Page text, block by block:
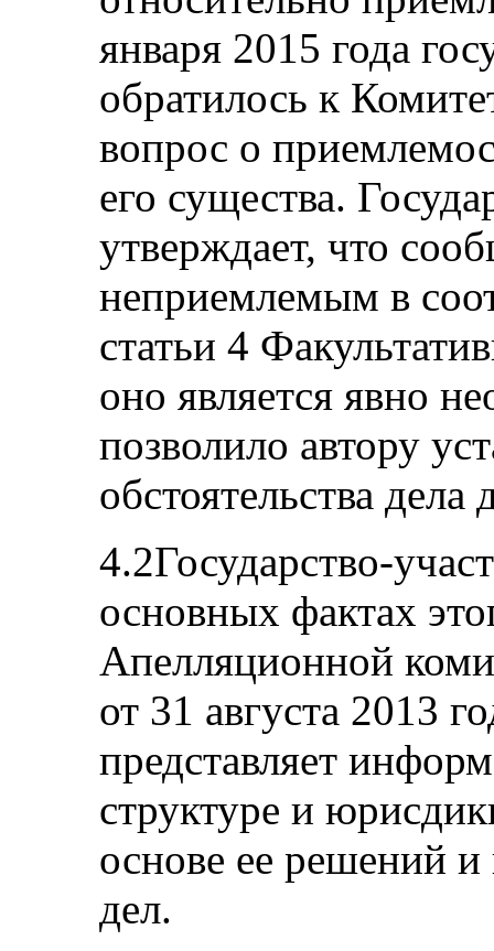
января 2015 года
обратилось к
вопрос о
его существа.
утверждает, что
неприемлемым в
статьи 4
оно является явно
позволило автору
обстоятельства
4.2Государство-
основных фактах
Апелляционной
от 31 августа 2013
представляет
структуре и
основе ее решений и
дел.